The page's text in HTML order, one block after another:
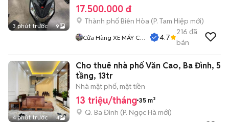
3 phút trước 9
17.500.000 đ
Thành phố Biên Hòa (P. Tam Hiệp mới)
Cửa Hàng XE MÁY CŨ
4.7
216 đã
bán
4 phút trước 4
Cho thuê nhà phố Văn Cao, Ba Đình, 5
tầng, 13tr
Nhà mặt phố, mặt tiền
13 triệu/tháng 35 m²
Q. Ba Đình (P. Ngọc Hà mới)